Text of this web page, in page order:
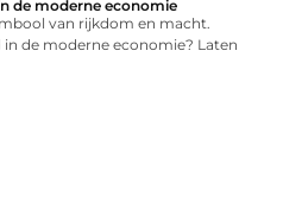
de moderne economie
van rijkdom en macht.
de moderne economie? Laten